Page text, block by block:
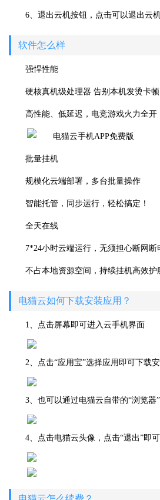
6、退出云机按钮，点击可以退出云机
软件怎么样
强悍性能
硬核真机级处理器 告别本机发烫卡顿
高性能、低延迟，电竞游戏火力全开
批量挂机
规模化云端部署，多台批量操作
智能托管，同步运行，轻松搞定！
全天在线
7*24小时云端运行，无须担心断网断
不占本地资源空间，持续挂机高效护
电猫云如何下载安装应用？
1、点击屏幕即可进入云手机界面
2、点击“应用宝”选择应用即可下载
3、也可以通过电猫云自带的“浏览器
4、点击电猫云头像，点击“退出”即